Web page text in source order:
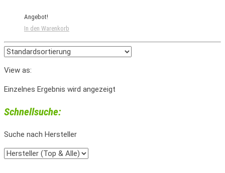
Angebot!
In den Warenkorb
View as:
Einzelnes Ergebnis wird angezeigt
Schnellsuche:
Suche nach Hersteller